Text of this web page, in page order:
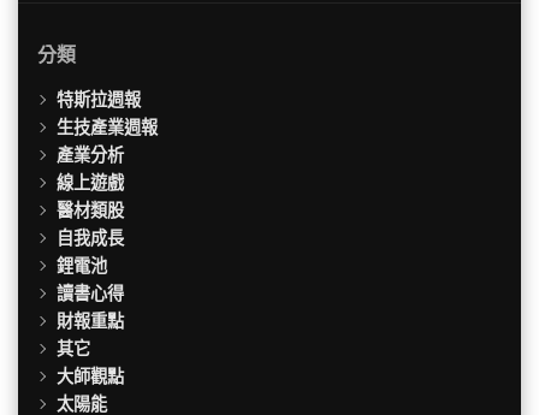
分類
特斯拉週報
生技產業週報
產業分析
線上遊戲
醫材類股
自我成長
鋰電池
讀書心得
財報重點
其它
大師觀點
太陽能